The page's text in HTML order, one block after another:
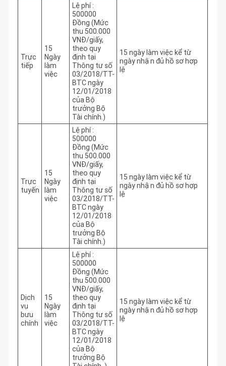
Trực
tiếp
15
Ngày
làm
việc
Lệ phí :
500000
Đồng (Mức
thu 500.000
VNĐ/giấy,
theo quy
định tại
Thông tư số
03/2018/TT-
BTC ngày
12/01/2018
của Bộ
trưởng Bộ
Tài chính.)
15 ngày làm việc kể từ
ngày nhận đủ hồ sơ hợp
lệ
Trực
tuyến
15
Ngày
làm
việc
Lệ phí :
500000
Đồng (Mức
thu 500.000
VNĐ/giấy,
theo quy
định tại
Thông tư số
03/2018/TT-
BTC ngày
12/01/2018
của Bộ
trưởng Bộ
Tài chính.)
15 ngày làm việc kể từ
ngày nhận đủ hồ sơ hợp
lệ
Dịch
vụ
bưu
chính
15
Ngày
làm
việc
Lệ phí :
500000
Đồng (Mức
thu 500.000
VNĐ/giấy,
theo quy
định tại
Thông tư số
03/2018/TT-
BTC ngày
12/01/2018
của Bộ
trưởng Bộ
15 ngày làm việc kể từ
ngày nhận đủ hồ sơ hợp
lệ